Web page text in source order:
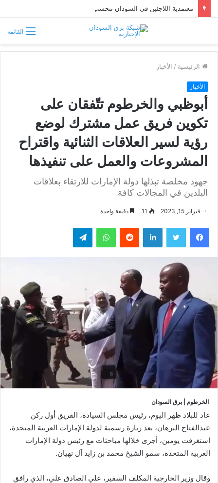
القائمة
الرئيسية / الأخبار
الأخبار
أبوظبي والخرطوم تتّفقان على
تكوين فريق عمل مشترك لوضع
رؤية لسير العلاقات الثنائية واقتراح
المشروعات والعمل على تنفيذها
جهود مخلصة تبذلها دولة الإمارات للارتقاء بعلاقات
البلدين في المجالات كافة
فبراير 15, 2023 11 دقيقة واحدة
فيسبوك تويتر لينكدإن واتساب تيلقرام
الخرطوم | برق السودان
عاد للبلاد ظهر اليوم، رئيس مجلس السيادة، الفريق أول ركن
عبدالفتاح البرهان، بعد زيارة رسمية لدولة الإمارات العربية المتحدة،
استغرقت يومين، أجرى خلالها مباحثات مع رئيس دولة الإمارات
العربية المتحدة، سمو الشيخ محمد بن زايد آل نهيان.
وقال وزير الخارجية المكلف السفير، علي الصادق علي، الذي رافق